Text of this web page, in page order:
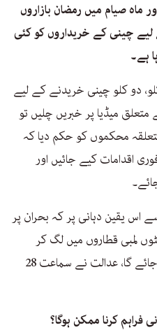
ماہ صیام میں رمضان بازاروں
لیے چینی کے خریداروں کو کئی
ہے۔
دو کلو چینی خریدنے کے لیے
میڈیا پر خبریں چلیں تو
محکموں کو حکم دیا کہ
اقدامات کیے جائیں اور
اس یقین دہانی پر کہ بحران پر
لمبی قطاروں میں لگ کر
چینی خریدنے کی اذیت سے نکالاجائے گا، عدالت نے سماعت 28
فراہم کرنا ممکن ہوگا؟